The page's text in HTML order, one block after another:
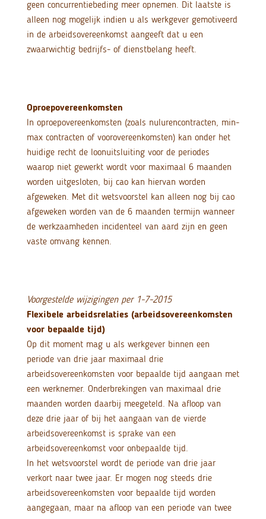
geen concurrentiebeding meer opnemen. Dit laatste is
alleen nog mogelijk indien u als werkgever gemotiveerd
in de arbeidsovereenkomst aangeeft dat u een
zwaarwichtig bedrijfs- of dienstbelang heeft.
Oproepovereenkomsten
In oproepovereenkomsten (zoals nulurencontracten, min-
max contracten of voorovereenkomsten) kan onder het
huidige recht de loonuitsluiting voor de periodes
waarop niet gewerkt wordt voor maximaal 6 maanden
worden uitgesloten, bij cao kan hiervan worden
afgeweken. Met dit wetsvoorstel kan alleen nog bij cao
afgeweken worden van de 6 maanden termijn wanneer
de werkzaamheden incidenteel van aard zijn en geen
vaste omvang kennen.
Voorgestelde wijzigingen per 1-7-2015
Flexibele arbeidsrelaties (arbeidsovereenkomsten
voor bepaalde tijd)
Op dit moment mag u als werkgever binnen een
periode van drie jaar maximaal drie
arbeidsovereenkomsten voor bepaalde tijd aangaan met
een werknemer. Onderbrekingen van maximaal drie
maanden worden daarbij meegeteld. Na afloop van
deze drie jaar of bij het aangaan van de vierde
arbeidsovereenkomst is sprake van een
arbeidsovereenkomst voor onbepaalde tijd.
In het wetsvoorstel wordt de periode van drie jaar
verkort naar twee jaar. Er mogen nog steeds drie
arbeidsovereenkomsten voor bepaalde tijd worden
aangegaan, maar na afloop van een periode van twee